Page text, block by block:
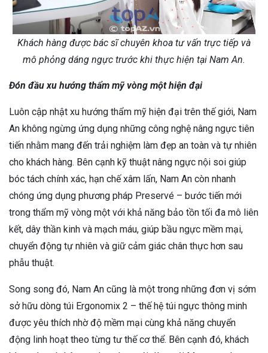
Khách hàng được bác sĩ chuyên khoa tư vấn trực tiếp và
mô phỏng dáng ngực trước khi thực hiện tại Nam An.
Đón đầu xu hướng thẩm mỹ vòng một hiện đại
Luôn cập nhật xu hướng thẩm mỹ hiện đại trên thế giới, Nam
An không ngừng ứng dụng những công nghệ nâng ngực tiên
tiến nhằm mang đến trải nghiệm làm đẹp an toàn và tự nhiên
cho khách hàng. Bên cạnh kỹ thuật nâng ngực nội soi giúp
bóc tách chính xác, hạn chế xâm lấn, Nam An còn nhanh
chóng ứng dụng phương pháp Preservé – bước tiến mới
trong thẩm mỹ vòng một với khả năng bảo tồn tối đa mô liên
kết, dây thần kinh và mạch máu, giúp bầu ngực mềm mại,
chuyển động tự nhiên và giữ cảm giác chân thực hơn sau
phẫu thuật.
Song song đó, Nam An cũng là một trong những đơn vị sớm
sở hữu dòng túi Ergonomix 2 – thế hệ túi ngực thông minh
được yêu thích nhờ độ mềm mại cùng khả năng chuyển
động linh hoạt theo từng tư thế cơ thể. Bên cạnh đó, khách